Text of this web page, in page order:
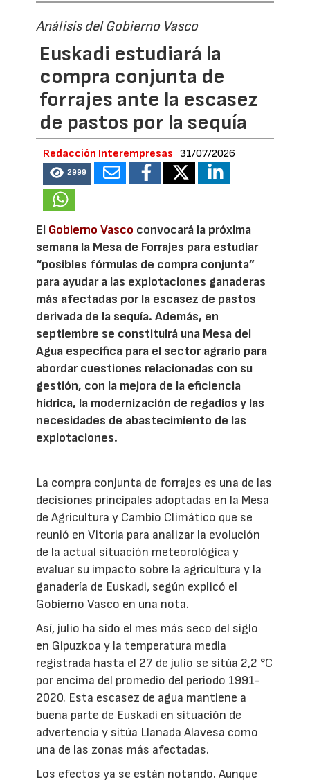
Análisis del Gobierno Vasco
Euskadi estudiará la
compra conjunta de
forrajes ante la escasez
de pastos por la sequía
Redacción Interempresas 31/07/2026
2999
El Gobierno Vasco convocará la próxima
semana la Mesa de Forrajes para estudiar
“posibles fórmulas de compra conjunta”
para ayudar a las explotaciones ganaderas
más afectadas por la escasez de pastos
derivada de la sequía. Además, en
septiembre se constituirá una Mesa del
Agua específica para el sector agrario para
abordar cuestiones relacionadas con su
gestión, con la mejora de la eficiencia
hídrica, la modernización de regadíos y las
necesidades de abastecimiento de las
explotaciones.
La compra conjunta de forrajes es una de las
decisiones principales adoptadas en la Mesa
de Agricultura y Cambio Climático que se
reunió en Vitoria para analizar la evolución
de la actual situación meteorológica y
evaluar su impacto sobre la agricultura y la
ganadería de Euskadi, según explicó el
Gobierno Vasco en una nota.
Así, julio ha sido el mes más seco del siglo
en Gipuzkoa y la temperatura media
registrada hasta el 27 de julio se sitúa 2,2 °C
por encima del promedio del periodo 1991-
2020. Esta escasez de agua mantiene a
buena parte de Euskadi en situación de
advertencia y sitúa Llanada Alavesa como
una de las zonas más afectadas.
Los efectos ya se están notando. Aunque